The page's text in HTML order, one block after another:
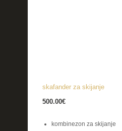
skafander za skijanje
500.00€
kombinezon za skijanje